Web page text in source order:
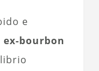
e
bourbon